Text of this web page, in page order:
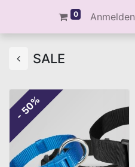
0 Anmelden
SALE
- 50%